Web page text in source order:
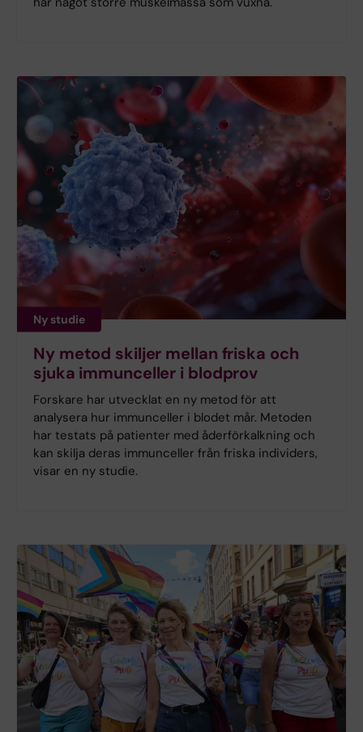
Ny studie
Ny metod skiljer mellan friska och
sjuka immunceller i blodprov
Forskare har utvecklat en ny metod för att
analysera hur immunceller i blodet mår. Metoden
har testats på patienter med åderförkalkning och
kan skilja deras immunceller från friska individers,
visar en ny studie.